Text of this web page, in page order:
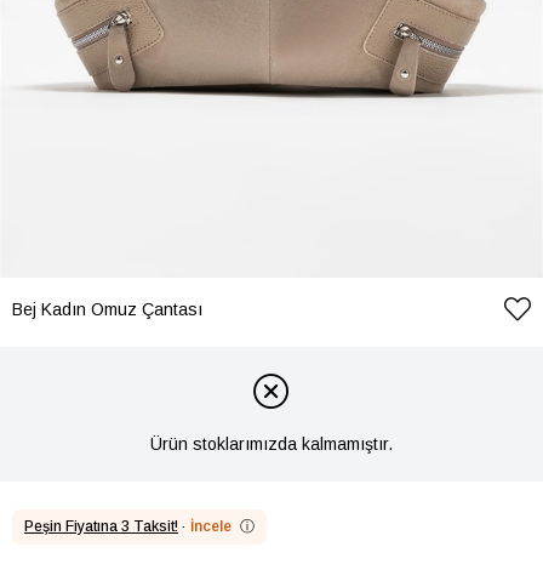
Bej Kadın Omuz Çantası
Ürün stoklarımızda kalmamıştır.
Peşin Fiyatına 3 Taksit! · İncele ⓘ